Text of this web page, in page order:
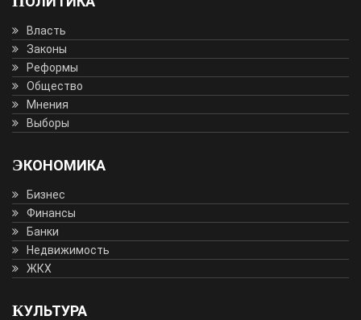
Власть
Законы
Реформы
Общество
Мнения
Выборы
ЭКОНОМИКА
Бизнес
Финансы
Банки
Недвижимость
ЖКХ
КУЛЬТУРА